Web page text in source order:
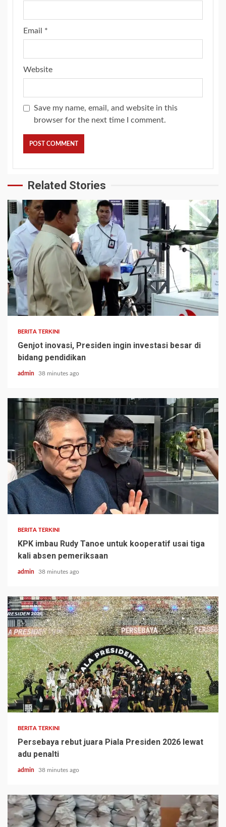
Email *
Website
Save my name, email, and website in this
browser for the next time I comment.
Related Stories
BERITA TERKINI
Genjot inovasi, Presiden ingin investasi besar di
bidang pendidikan
admin 38 minutes ago
BERITA TERKINI
KPK imbau Rudy Tanoe untuk kooperatif usai tiga
kali absen pemeriksaan
admin 38 minutes ago
BERITA TERKINI
Persebaya rebut juara Piala Presiden 2026 lewat
adu penalti
admin 38 minutes ago